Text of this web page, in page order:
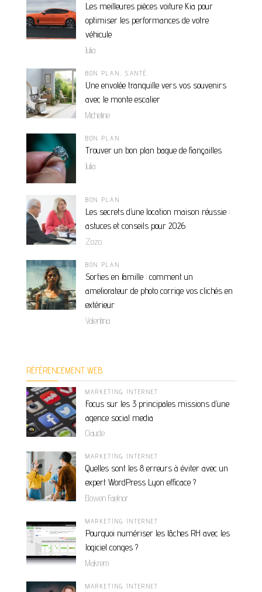
Les meilleures pièces voiture Kia pour
optimiser les performances de votre
véhicule
Julia
BON PLAN ,SANTÉ
Une envolée tranquille vers vos souvenirs
avec le monte escalier
Micheline
BON PLAN
Trouver un bon plan bague de fiançailles
Julia
BON PLAN
Les secrets d’une location maison réussie :
astuces et conseils pour 2026
Zozo
BON PLAN
Sorties en famille : comment un
ameliorateur de photo corrige vos clichés en
extérieur
Valentina
RÉFÉRENCEMENT WEB
MARKETING INTERNET
Focus sur les 3 principales missions d’une
agence social media
Claude
MARKETING INTERNET
Quelles sont les 8 erreurs à éviter avec un
expert WordPress Lyon efficace ?
Elowen Faelnor
MARKETING INTERNET
Pourquoi numériser les tâches RH avec les
logiciel conges ?
Makrem
MARKETING INTERNET